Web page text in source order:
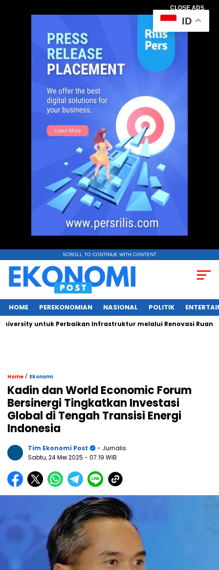
CLOSE ADS
SCROLL TO CONTINUE WITH CONTENT
HOME PEREKONOMIAN NASIONAL POLITIK
untuk Perbaikan Infrastruktur melalui Renovasi Ruang
Home / Ekonomi
Kadin dan World Economic Forum
Bersinergi Tingkatkan Investasi
Global di Tengah Transisi Energi
Indonesia
Tim Ekonomi Post
- Jurnalis
Sabtu, 24 Mei 2025 - 07:19 WIB
ID